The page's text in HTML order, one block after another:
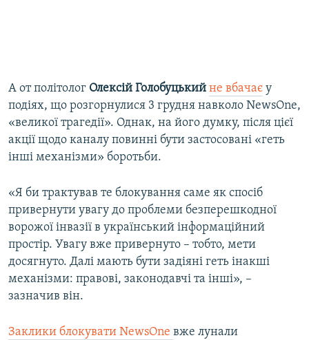
А от політолог Олексій Голобуцький не вбачає у
подіях, що розгорнулися 3 грудня навколо NewsОne,
«великої трагедії». Однак, на його думку, після цієї
акції щодо каналу повинні бути застосовані «геть
інші механізми» боротьби.
«Я би трактував те блокування саме як спосіб
привернути увагу до проблеми безперешкодної
ворожої інвазії в український інформаційний
простір. Увагу вже привернуто – тобто, мети
досягнуто. Далі мають бути задіяні геть інакші
механізми: правові, законодавчі та інші», –
зазначив він.
Заклики блокувати NewsОne вже лунали